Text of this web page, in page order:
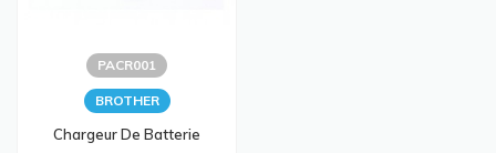
PACR001
BROTHER
Chargeur De Batterie